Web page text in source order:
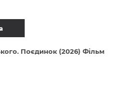
Поєдинок (2026) Фільм